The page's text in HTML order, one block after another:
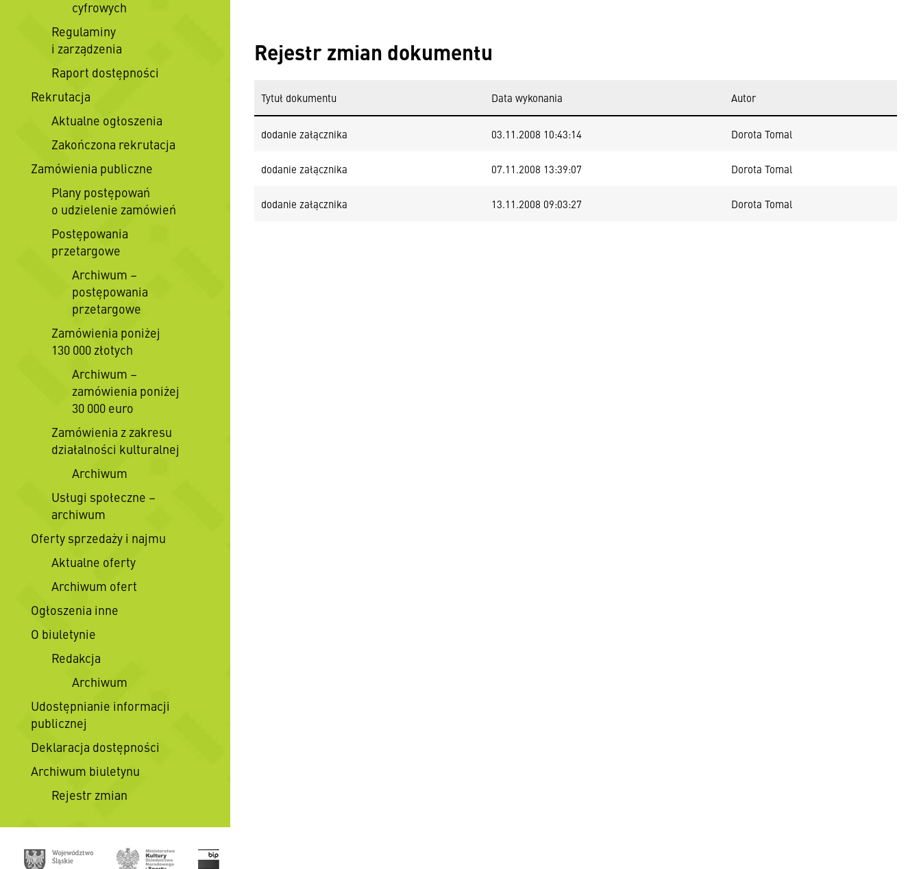
cyfrowych
Regulaminy
i zarządzenia
Raport dostępności
Rekrutacja
Aktualne ogłoszenia
Zakończona rekrutacja
Zamówienia publiczne
Plany postępowań
o udzielenie zamówień
Postępowania
przetargowe
Archiwum –
postępowania
przetargowe
Zamówienia poniżej
130 000 złotych
Archiwum –
zamówienia poniżej
30 000 euro
Zamówienia z zakresu
działalności kulturalnej
Archiwum
Usługi społeczne –
archiwum
Oferty sprzedaży i najmu
Aktualne oferty
Archiwum ofert
Ogłoszenia inne
O biuletynie
Redakcja
Archiwum
Udostępnianie informacji
publicznej
Deklaracja dostępności
Archiwum biuletynu
Rejestr zmian
Rejestr zmian dokumentu
Tytuł dokumentu Data wykonania Autor
dodanie załącznika 03.11.2008 10:43:14 Dorota Tomal
dodanie załącznika 07.11.2008 13:39:07 Dorota Tomal
dodanie załącznika 13.11.2008 09:03:27 Dorota Tomal